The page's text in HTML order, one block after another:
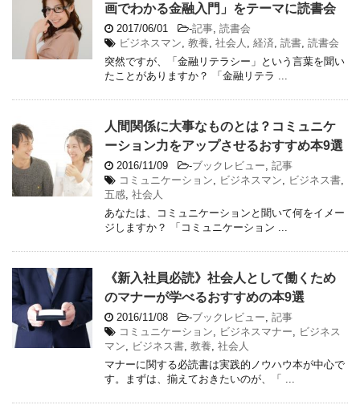
画でわかる金融入門」をテーマに読書会
2017/06/01 -記事 読書会
ビジネスマン 教養 社会人 経済 読書 読書会
突然ですが、「金融リテラシー」という言葉を聞い
たことがありますか？ 「金融リテラ ...
人間関係に大事なものとは？コミュニケ
ーション力をアップさせるおすすめ本9選
2016/11/09 -ブックレビュー 記事
コミュニケーション
ビジネスマン ビジネス書
五感 社会人
あなたは、コミュニケーションと聞いて何をイメー
ジしますか？ 「コミュニケーション ...
《新入社員必読》社会人として働くため
のマナーが学べるおすすめの本9選
2016/11/08 -ブックレビュー 記事
コミュニケーション
ビジネスマナー
ビジネス
マン
ビジネス書 教養 社会人
マナーに関する必読書は実践的ノウハウ本が中心で
す。まずは、揃えておきたいのが、「 ...